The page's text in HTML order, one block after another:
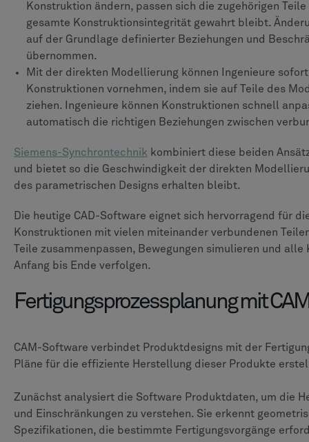
Konstruktion ändern, passen sich die zugehörigen
gesamte Konstruktionsintegrität gewahrt bleibt.
auf der Grundlage definierter Beziehungen und
übernommen.
Mit der direkten Modellierung können Ingenieure
Konstruktionen vornehmen, indem sie auf Teile des
ziehen. Ingenieure können Konstruktionen schnell
automatisch die richtigen Beziehungen zwischen
Siemens-Synchrontechnik kombiniert diese beiden
und bietet so die Geschwindigkeit der direkten
des parametrischen Designs erhalten bleibt.
Die heutige CAD-Software eignet sich hervorragend für
Konstruktionen mit vielen miteinander verbundenen
Teile zusammenpassen, Bewegungen simulieren und
Anfang bis Ende verfolgen.
Fertigungsprozessplanung mit
CAM-Software verbindet Produktdesigns mit der
Pläne für die effiziente Herstellung dieser Produkte
Zunächst analysiert die Software Produktdaten, um die
und Einschränkungen zu verstehen. Sie erkennt
Spezifikationen, die bestimmte Fertigungsvorgänge